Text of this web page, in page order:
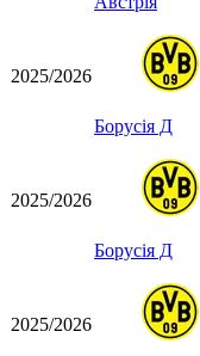
2025/2026
Борусія Д
2025/2026
Борусія Д
2025/2026